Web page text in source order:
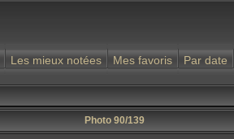
Les mieux notées Mes favoris Par date
Photo 90/139